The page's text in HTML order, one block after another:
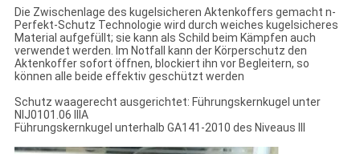
Die Zwischenlage des kugelsicheren Aktenkoffers gemacht n-
Perfekt-Schutz Technologie wird durch weiches kugelsicheres
Material aufgefüllt; sie kann als Schild beim Kämpfen auch
verwendet werden. Im Notfall kann der Körperschutz den
Aktenkoffer sofort öffnen, blockiert ihn vor Begleitern, so
können alle beide effektiv geschützt werden
Schutz waagerecht ausgerichtet: Führungskernkugel unter
NIJ0101.06 IIIA
Führungskernkugel unterhalb GA141-2010 des Niveaus III